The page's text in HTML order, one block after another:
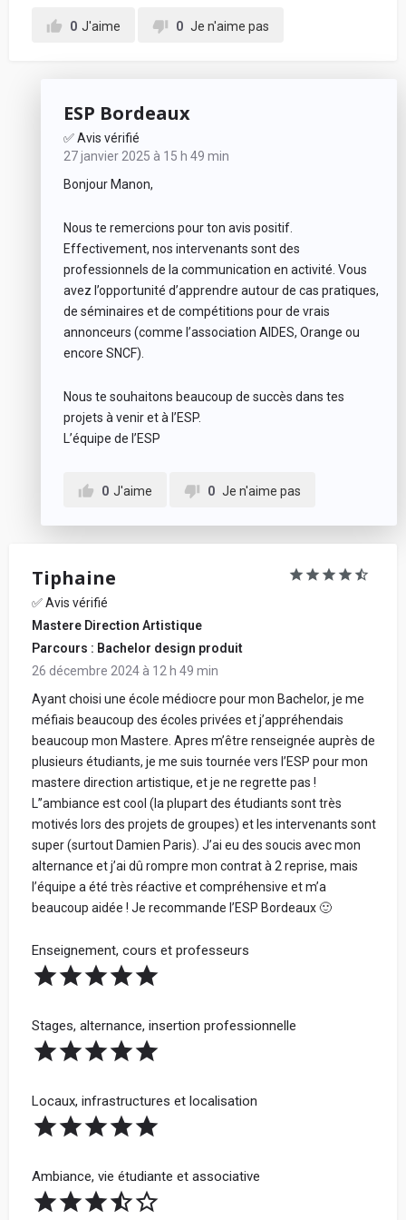
0 J'aime 0 Je n'aime pas
ESP Bordeaux
✅ Avis vérifié
27 janvier 2025 à 15 h 49 min
Bonjour Manon,
Nous te remercions pour ton avis positif.
Effectivement, nos intervenants sont des
professionnels de la communication en activité. Vous
avez l’opportunité d’apprendre autour de cas pratiques,
de séminaires et de compétitions pour de vrais
annonceurs (comme l’association AIDES, Orange ou
encore SNCF).
Nous te souhaitons beaucoup de succès dans tes
projets à venir et à l’ESP.
L’équipe de l’ESP
0 J'aime 0 Je n'aime pas
Tiphaine
✅ Avis vérifié
Mastere Direction Artistique
Parcours : Bachelor design produit
26 décembre 2024 à 12 h 49 min
Ayant choisi une école médiocre pour mon Bachelor, je me
méfiais beaucoup des écoles privées et j’appréhendais
beaucoup mon Mastere. Apres m’être renseignée auprès de
plusieurs étudiants, je me suis tournée vers l’ESP pour mon
mastere direction artistique, et je ne regrette pas !
L’’ambiance est cool (la plupart des étudiants sont très
motivés lors des projets de groupes) et les intervenants sont
super (surtout Damien Paris). J’ai eu des soucis avec mon
alternance et j’ai dû rompre mon contrat à 2 reprise, mais
l’équipe a été très réactive et compréhensive et m’a
beaucoup aidée ! Je recommande l’ESP Bordeaux 🙂
Enseignement, cours et professeurs
Stages, alternance, insertion professionnelle
Locaux, infrastructures et localisation
Ambiance, vie étudiante et associative
Votre retour d'expérience au sein de l'école, en
détaillant chacune de vos notes données ci-
En soumettant mon avis, j'accepte lesconditions
générales d'utilisation.
Partager mon avis